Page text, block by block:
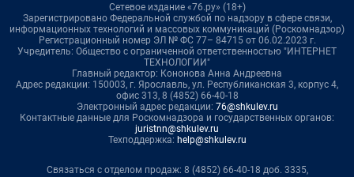
Сетевое издание «76.ру» (18+)
Зарегистрировано Федеральной службой по надзору в сфере связи,
информационных технологий и массовых коммуникаций (Роскомнадзор)
Регистрационный номер ЭЛ № ФС 77– 84715 от 06.02.2023 г.
Учредитель: Общество с ограниченной ответственностью "ИНТЕРНЕТ
ТЕХНОЛОГИИ"
Главный редактор: Кононова Анна Андреевна
Адрес редакции: 150003, г. Ярославль, ул. Республиканская 3, корпус 4,
офис 313, 8 (4852) 66-40-18
Электронный адрес редакции: 76@shkulev.ru
Контактные данные для Роскомнадзора и государственных органов:
juristnn@shkulev.ru
Техподдержка: help@shkulev.ru
Связаться с отделом продаж: 8 (4852) 66-40-18 доб. 3335,